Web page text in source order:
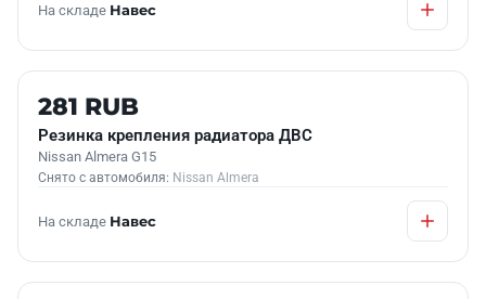
На складе Навес
Б/У В НАЛИЧИИ
281 RUB
Резинка крепления радиатора ДВС
Nissan Almera G15
Снято с автомобиля: Nissan Almera
На складе Навес